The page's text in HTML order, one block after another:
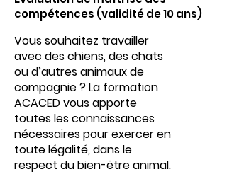
compétences (validité de 10 ans)
Vous souhaitez travailler
avec des chiens, des chats
ou d’autres animaux de
compagnie ? La formation
ACACED vous apporte
toutes les connaissances
nécessaires pour exercer en
toute légalité, dans le
respect du bien-être animal.